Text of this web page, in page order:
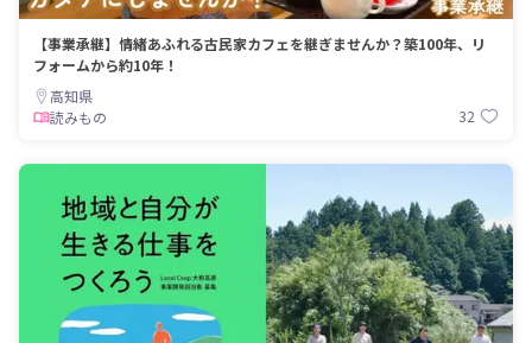
【事業承継】情緒あふれる古民家カフェを継ぎませんか？築100年、リ
フォームから約10年！
高知県
読みもの
32